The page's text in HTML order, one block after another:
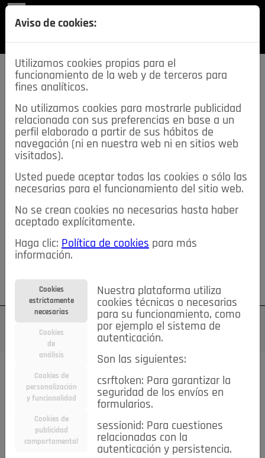
SECCIONES
descarga esta
REVISTA
≡NOTICIAS
NOTICIAS SERVICIOS DE INTERÉS
TABLÓN DE ANUNCIOS MIS ANUNCIOS CONTACTO
NOSOTROS
Su cuenta Regístrese ¿Olvidó su contraseña?
Todas las noticias..
Caridad
Ciencia&Tecnología
Cultura
Deportes Economía
Educación
Entretenimiento
España
Estilo de Vida
Madrid Opinión IN
Pozuelo de Alarcón
Aviso de cookies:
Utilizamos cookies propias para el
funcionamiento de la web y de terceros para
fines analíticos.
No utilizamos cookies para mostrarle publicidad
relacionada con sus preferencias en base a un
perfil elaborado a partir de sus hábitos de
navegación (ni en nuestra web ni en sitios web
visitados).
Usted puede aceptar todas las cookies o sólo las
necesarias para el funcionamiento del sitio web.
No se crean cookies no necesarias hasta haber
aceptado explícitamente.
Haga clic: Política de cookies para más
información.
Cookies
estrictamente
necesarias
Cookies
de
análisis
Cookies de
personalización
y funcionalidad
Cookies de
publicidad
comportamental
Nuestra plataforma utiliza
cookies técnicas o necesarias
para su funcionamiento, como
por ejemplo el sistema de
autenticación.
Son las siguientes:
csrftoken: Para garantizar la
seguridad de los envíos en
formularios.
sessionid: Para cuestiones
relacionadas con la
autenticación y persistencia.